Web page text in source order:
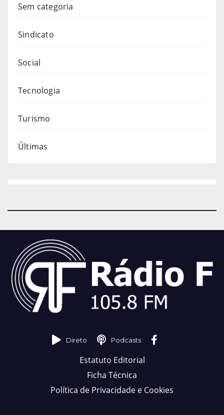
Sem categoria
Sindicato
Social
Tecnologia
Turismo
Últimas
Direto Podcasts
Estatuto Editorial
Ficha Técnica
Política de Privacidade e Cookies